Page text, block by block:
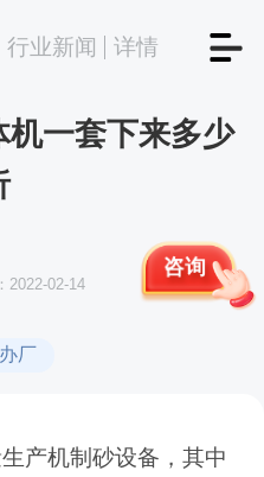
行业新闻 详情
一套下来多少
2022-02-14
咨询
厂
产机制砂设备，其中